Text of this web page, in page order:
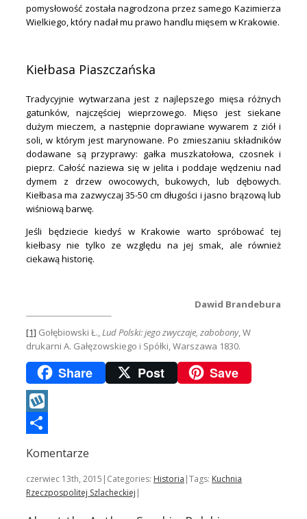
pomysłowość została nagrodzona przez samego Kazimierza
Wielkiego, który nadał mu prawo handlu mięsem w Krakowie.
Kiełbasa Piaszczańska
Tradycyjnie wytwarzana jest z najlepszego mięsa różnych
gatunków, najczęściej wieprzowego. Mięso jest siekane
dużym mieczem, a następnie doprawiane wywarem z ziół i
soli, w którym jest marynowane. Po zmieszaniu składników
dodawane są przyprawy: gałka muszkatołowa, czosnek i
pieprz. Całość naziewa się w jelita i poddaje wędzeniu nad
dymem z drzew owocowych, bukowych, lub dębowych.
Kiełbasa ma zazwyczaj 35-50 cm długości i jasno brązową lub
wiśniową barwę.
Jeśli będziecie kiedyś w Krakowie warto spróbować tej
kiełbasy nie tylko ze względu na jej smak, ale również
ciekawą historię.
Dawid Brandebura
[1] Gołębiowski Ł.,Lud Polski: jego zwyczaje, zabobony, W
drukarni A. Gałęzowskiego i Spółki, Warszawa 1830.
Share Post Save
Wykop
Komentarze
czerwiec 13th, 2015 | Categories: Historia |Tags: Kuchnia
Rzeczpospolitej Szlacheckiej |